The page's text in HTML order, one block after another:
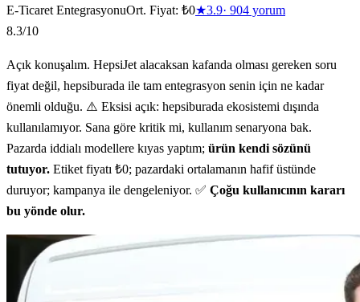
E-Ticaret EntegrasyonuOrt. Fiyat: ₺0★3.9· 904 yorum
8.3/10
Açık konuşalım. HepsiJet alacaksan kafanda olması gereken soru
fiyat değil, hepsiburada ile tam entegrasyon senin için ne kadar
önemli olduğu. ⚠️ Eksisi açık: hepsiburada ekosistemi dışında
kullanılamıyor. Sana göre kritik mi, kullanım senaryona bak.
Pazarda iddialı modellere kıyas yaptım; ürün kendi sözünü
tutuyor. Etiket fiyatı ₺0; pazardaki ortalamanın hafif üstünde
duruyor; kampanya ile dengeleniyor. ✅ Çoğu kullanıcının kararı
bu yönde olur.